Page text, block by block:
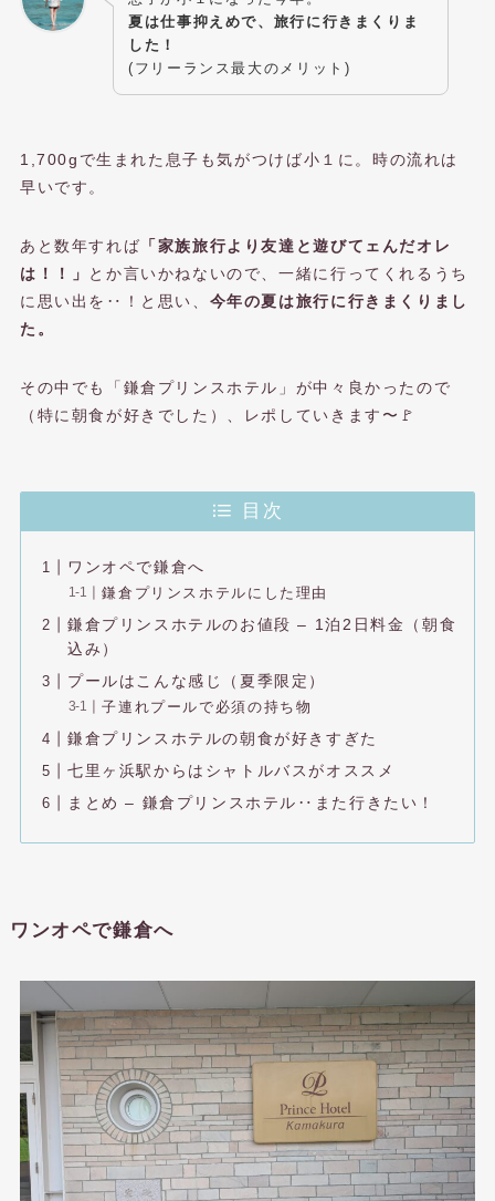
夏は仕事抑えめで、旅行に行きまくりま
した！
(フリーランス最大のメリット)
1,700gで生まれた息子も気がつけば小１に。時の流れは
早いです。
あと数年すれば 「家族旅行より友達と遊びてェんだオレ
は！！」
とか言いかねないので、一緒に行ってくれるうち
に思い出を‥！と思い、 今年の夏は旅行に行きまくりまし
た。
その中でも「鎌倉プリンスホテル」が中々良かったので
（特に朝食が好きでした）、レポしていきます〜🚩
目次
ワンオペで鎌倉へ
鎌倉プリンスホテルにした理由
鎌倉プリンスホテルのお値段 – 1泊2日料金（朝食
込み）
プールはこんな感じ（夏季限定）
子連れプールで必須の持ち物
鎌倉プリンスホテルの朝食が好きすぎた
七里ヶ浜駅からはシャトルバスがオススメ
まとめ – 鎌倉プリンスホテル‥また行きたい！
ワンオペで鎌倉へ